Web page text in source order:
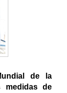
de la
medidas de